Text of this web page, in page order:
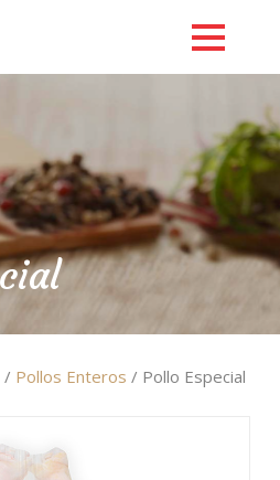
/ Pollos Enteros / Pollo Especial